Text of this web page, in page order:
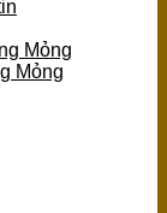
Mỏng
Mỏng